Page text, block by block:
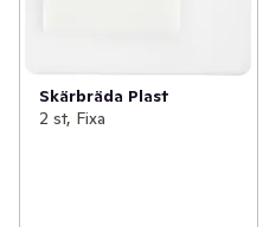
Skärbräda Plast
2 st, Fixa